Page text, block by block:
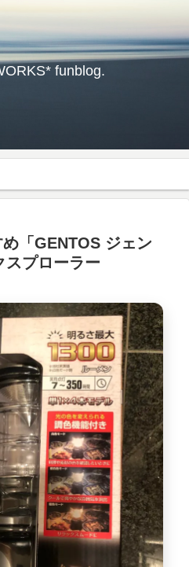
funblog.
「GENTOS ジェン
スプローラー